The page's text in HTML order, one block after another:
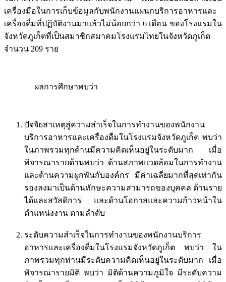
เครื่องมือในการเก็บข้อมูลกับพนักงานแผนกบริการอาหารและ
เครื่องดื่มที่ปฏิบัติงานมาแล้วไม่น้อยกว่า 6 เดือน ของโรงแรมใน
จังหวัดภูเก็ตที่เป็นสมาชิกสมาคมโรงแรมไทยในจังหวัดภูเก็ต
จำนวน 209 ราย
ผลการศึกษาพบว่า
ปัจจัยสาเหตุสู่ความสำเร็จในการทำงานของพนักงาน
บริการอาหารและเครื่องดื่มในโรงแรมจังหวัดภูเก็ต พบว่า
ในภาพรวมทุกด้านมีความคิดเห็นอยู่ในระดับมาก เมื่อ
พิจารณารายด้านพบว่า ด้านสภาพแวดล้อมในการทำงาน
และด้านความผูกพันกับองค์กร มีค่าเฉลี่ยมากที่สุดเท่ากัน
รองลงมาเป็นด้านทักษะความสามารถของบุคคล ด้านราย
ได้และสวัสดิการ และด้านโอกาสและความก้าวหน้าใน
ตำแหน่งงาน ตามลำดับ
ระดับความสำเร็จในการทำงานของพนักงานบริการ
อาหารและเครื่องดื่มในโรงแรมจังหวัดภูเก็ต พบว่า ใน
ภาพรวมทุกท่านมีระดับความคิดเห็นอยู่ในระดับมาก เมื่อ
พิจารณารายมิติ พบว่า มิติด้านความภูมิใจ มีระดับความ